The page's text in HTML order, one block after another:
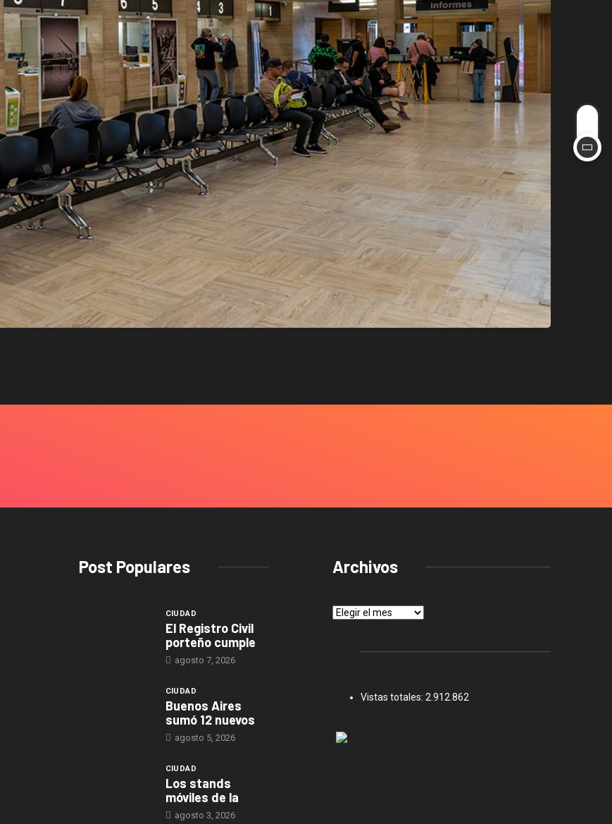
Post Populares
CIUDAD
El Registro Civil
porteño cumple
agosto 7, 2026
CIUDAD
Buenos Aires
sumó 12 nuevos
agosto 5, 2026
CIUDAD
Los stands
móviles de la
agosto 3, 2026
Archivos
Archivos
Vistas totales: 2.912.862